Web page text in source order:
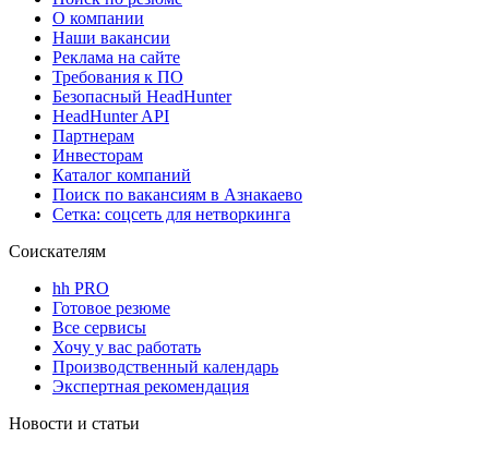
О компании
Наши вакансии
Реклама на сайте
Требования к ПО
Безопасный HeadHunter
HeadHunter API
Партнерам
Инвесторам
Каталог компаний
Поиск по вакансиям в Азнакаево
Сетка: соцсеть для нетворкинга
Соискателям
hh PRO
Готовое резюме
Все сервисы
Хочу у вас работать
Производственный календарь
Экспертная рекомендация
Новости и статьи